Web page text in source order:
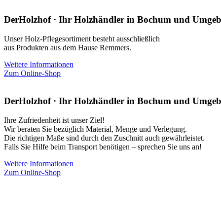
DerHolzhof · Ihr Holzhändler in Bochum und
Unser Holz-Pflegesortiment besteht ausschließlich
aus Produkten aus dem Hause Remmers.
Weitere Informationen
Zum Online-Shop
DerHolzhof · Ihr Holzhändler in Bochum und
Ihre Zufriedenheit ist unser Ziel!
Wir beraten Sie bezüglich Material, Menge und Verlegung.
Die richtigen Maße sind durch den Zuschnitt auch gewährleistet.
Falls Sie Hilfe beim Transport benötigen – sprechen Sie uns an!
Weitere Informationen
Zum Online-Shop